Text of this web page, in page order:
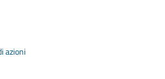
azioni